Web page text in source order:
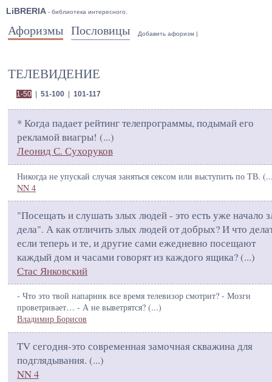
LiBRERIA - библиотека интересного.
Афоризмы Пословицы Добавить афоризм |
ТЕЛЕВИДЕНИЕ
1-50| 51-100| 101-117
* Когда падает рейтинг телепрограммы, подымай его
рекламой виагры! (...)
Леонид С. Сухоруков
Никогда не упускай случая заняться сексом или выступить по ТВ. (
NN 4
"Посещать и слушать злых людей - это есть уже начало
дела". А как отличить злых людей от добрых? И что
если теперь и те, и другие сами ежедневно посещают
каждый дом и часами говорят из каждого ящика? (...)
Стас Янковский
- Что это твой напарник все время телевизор смотрит? - Мозги
проветривает… - А не выветрятся? (...)
Владимир Борисов
TV сегодня-это современная замочная скважина для
подглядывания. (...)
NN 4